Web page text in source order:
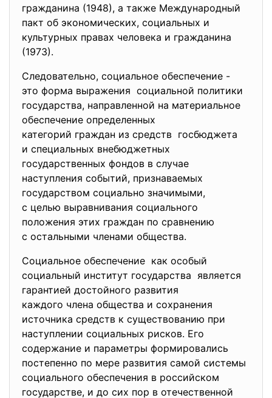
гражданина (1948), а также Международный
пакт об экономических, социальных и
культурных правах человека и гражданина
(1973).
Следовательно, социальное обеспечение -
это форма выражения социальной политики
государства, направленной на материальное
обеспечение определенных
категорий граждан из средств госбюджета
и специальных внебюджетных
государственных фондов в случае
наступления событий, признаваемых
государством социально значимыми,
с целью выравнивания социального
положения этих граждан по сравнению
с остальными членами общества.
Социальное обеспечение как особый
социальный институт государства является
гарантией достойного развития
каждого члена общества и сохранения
источника средств к существованию при
наступлении социальных рисков. Его
содержание и параметры формировались
постепенно по мере развития самой системы
социального обеспечения в российском
государстве, и до сих пор в отечественной